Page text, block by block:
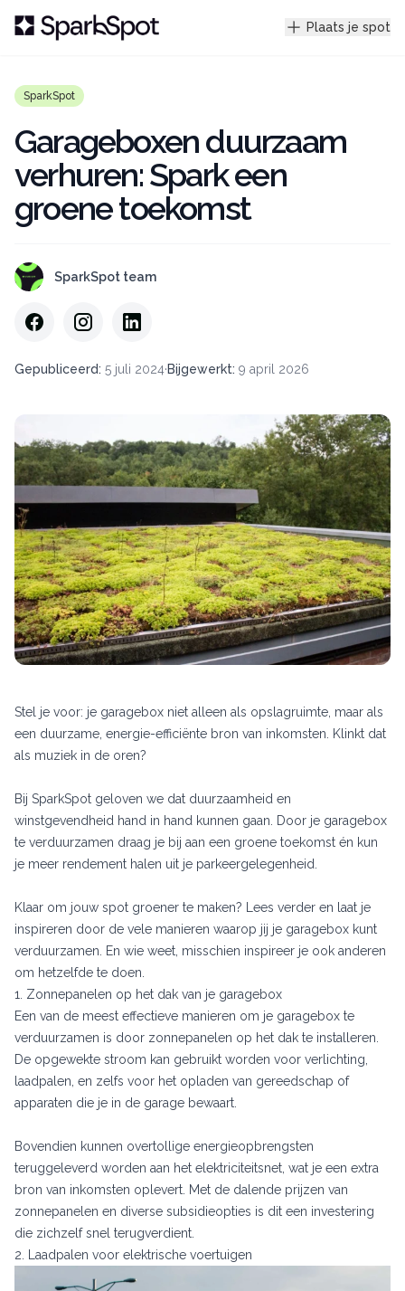
Plaats je spot
SparkSpot
Garageboxen duurzaam
verhuren: Spark een
groene toekomst
SparkSpot team
Gepubliceerd: 5 juli 2024·Bijgewerkt: 9 april 2026
Stel je voor: je garagebox niet alleen als opslagruimte, maar als
een duurzame, energie-efficiënte bron van inkomsten. Klinkt dat
als muziek in de oren?
Bij SparkSpot geloven we dat duurzaamheid en
winstgevendheid hand in hand kunnen gaan. Door je garagebox
te verduurzamen draag je bij aan een groene toekomst én kun
je meer rendement halen uit je parkeergelegenheid.
Klaar om jouw spot groener te maken? Lees verder en laat je
inspireren door de vele manieren waarop jij je garagebox kunt
verduurzamen. En wie weet, misschien inspireer je ook anderen
om hetzelfde te doen.
1. Zonnepanelen op het dak van je garagebox
Een van de meest effectieve manieren om je garagebox te
verduurzamen is door zonnepanelen op het dak te installeren.
De opgewekte stroom kan gebruikt worden voor verlichting,
laadpalen, en zelfs voor het opladen van gereedschap of
apparaten die je in de garage bewaart.
Bovendien kunnen overtollige energieopbrengsten
teruggeleverd worden aan het elektriciteitsnet, wat je een extra
bron van inkomsten oplevert. Met de dalende prijzen van
zonnepanelen en diverse subsidieopties is dit een investering
die zichzelf snel terugverdient.
2. Laadpalen voor elektrische voertuigen